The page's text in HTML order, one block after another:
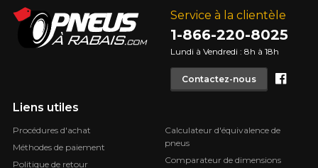
Service à la clientèle
1-866-220-8025
Lundi à Vendredi : 8h à 18h
Contactez-nous
Liens utiles
Procédures d'achat
Méthodes de paiement
Politique de retour
Calculateur d'équivalence de
pneus
Comparateur de dimensions